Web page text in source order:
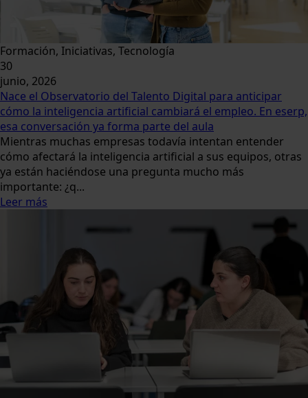
Formación, Iniciativas, Tecnología
30
junio, 2026
Nace el Observatorio del Talento Digital para anticipar
cómo la inteligencia artificial cambiará el empleo. En eserp,
esa conversación ya forma parte del aula
Mientras muchas empresas todavía intentan entender
cómo afectará la inteligencia artificial a sus equipos, otras
ya están haciéndose una pregunta mucho más
importante: ¿q...
Leer más